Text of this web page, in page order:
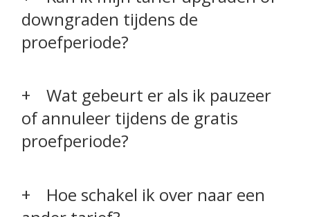
downgraden tijdens de
proefperiode?
Wat gebeurt er als ik pauzeer
of annuleer tijdens de gratis
proefperiode?
Hoe schakel ik over naar een